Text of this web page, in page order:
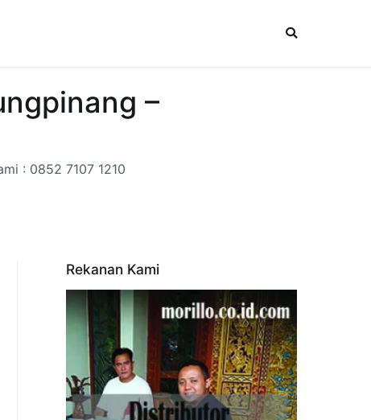
–
: 0852 7107 1210
Rekanan Kami